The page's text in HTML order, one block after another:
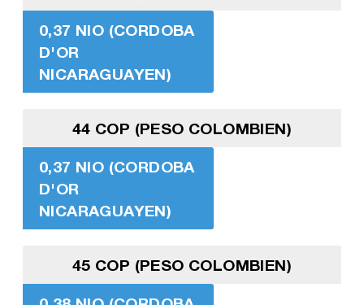
0,37 NIO (CORDOBA
D'OR
NICARAGUAYEN)
44 COP (PESO COLOMBIEN)
0,37 NIO (CORDOBA
D'OR
NICARAGUAYEN)
45 COP (PESO COLOMBIEN)